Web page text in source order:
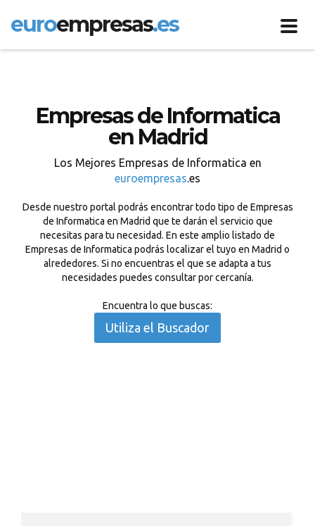
euroempresas.es
Empresas de Informatica
en Madrid
Los Mejores Empresas de Informatica en
euroempresas.es
Desde nuestro portal podrás encontrar todo tipo de Empresas
de Informatica en Madrid que te darán el servicio que
necesitas para tu necesidad. En este amplio listado de
Empresas de Informatica podrás localizar el tuyo en Madrid o
alrededores. Si no encuentras el que se adapta a tus
necesidades puedes consultar por cercanía.
Encuentra lo que buscas:
Utiliza el Buscador